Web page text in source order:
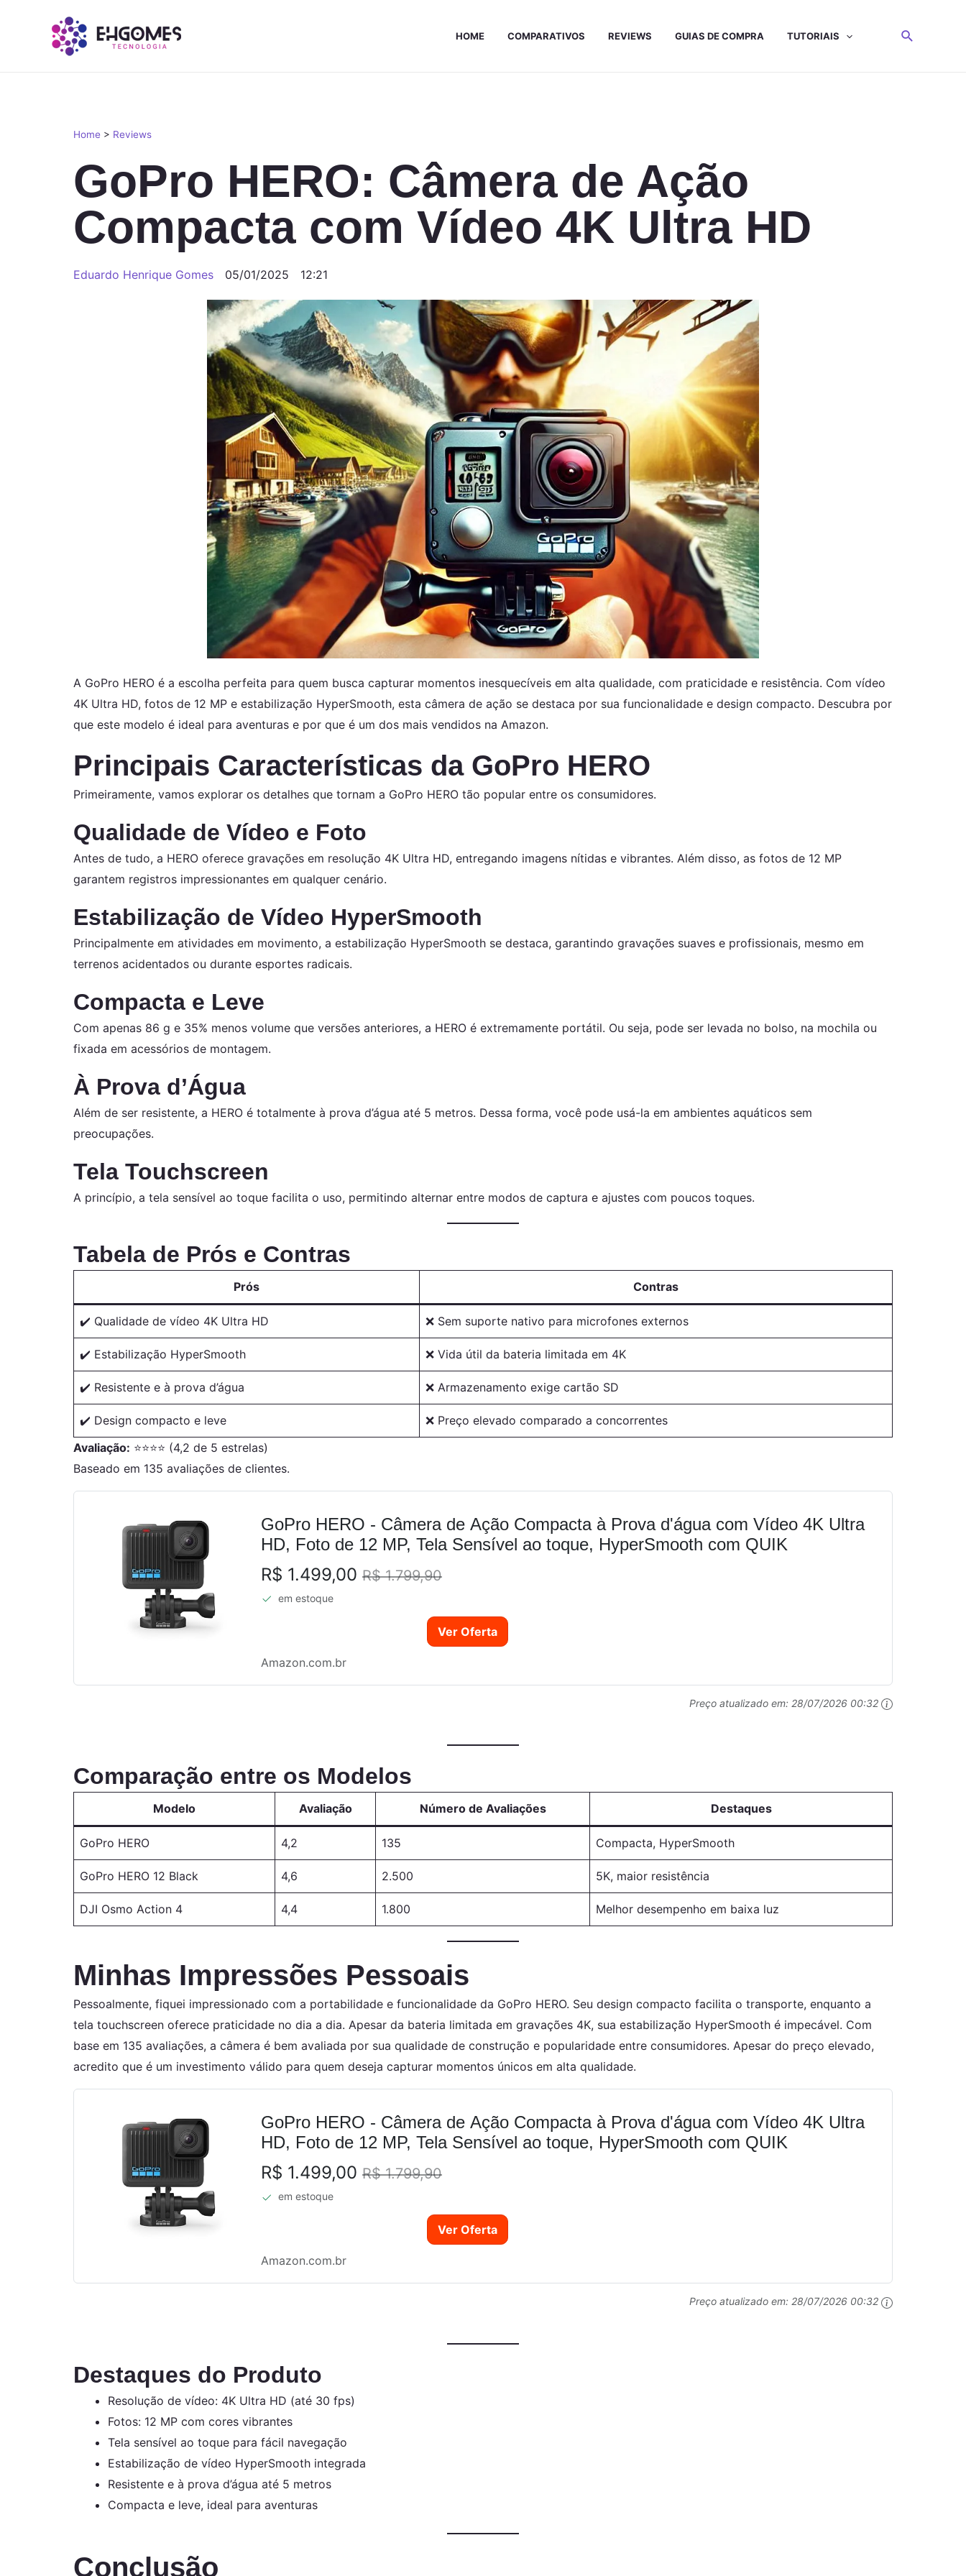
HOME COMPARATIVOS REVIEWS GUIAS DE COMPRA TUTORIAIS
Home > Reviews
GoPro HERO: Câmera de Ação
Compacta com Vídeo 4K Ultra HD
Eduardo Henrique Gomes 05/01/2025 12:21
A GoPro HERO é a escolha perfeita para quem busca capturar momentos inesquecíveis em alta qualidade, com praticidade e resistência. Com vídeo
4K Ultra HD, fotos de 12 MP e estabilização HyperSmooth, esta câmera de ação se destaca por sua funcionalidade e design compacto. Descubra por
que este modelo é ideal para aventuras e por que é um dos mais vendidos na Amazon.
Principais Características da GoPro HERO
Primeiramente, vamos explorar os detalhes que tornam a GoPro HERO tão popular entre os consumidores.
Qualidade de Vídeo e Foto
Antes de tudo, a HERO oferece gravações em resolução 4K Ultra HD, entregando imagens nítidas e vibrantes. Além disso, as fotos de 12 MP
garantem registros impressionantes em qualquer cenário.
Estabilização de Vídeo HyperSmooth
Principalmente em atividades em movimento, a estabilização HyperSmooth se destaca, garantindo gravações suaves e profissionais, mesmo em
terrenos acidentados ou durante esportes radicais.
Compacta e Leve
Com apenas 86 g e 35% menos volume que versões anteriores, a HERO é extremamente portátil. Ou seja, pode ser levada no bolso, na mochila ou
fixada em acessórios de montagem.
À Prova d’Água
Além de ser resistente, a HERO é totalmente à prova d’água até 5 metros. Dessa forma, você pode usá-la em ambientes aquáticos sem
preocupações.
Tela Touchscreen
A princípio, a tela sensível ao toque facilita o uso, permitindo alternar entre modos de captura e ajustes com poucos toques.
Tabela de Prós e Contras
Prós Contras
✔️ Qualidade de vídeo 4K Ultra HD ❌ Sem suporte nativo para microfones externos
✔️ Estabilização HyperSmooth ❌ Vida útil da bateria limitada em 4K
✔️ Resistente e à prova d’água ❌ Armazenamento exige cartão SD
✔️ Design compacto e leve
❌ Preço elevado comparado a concorrentes
Avaliação: ⭐⭐⭐⭐ (4,2 de 5 estrelas)
Baseado em 135 avaliações de clientes.
GoPro HERO - Câmera de Ação Compacta à Prova d'água com Vídeo 4K Ultra
HD, Foto de 12 MP, Tela Sensível ao toque, HyperSmooth com QUIK
R$ 1.499,00 R$ 1.799,90
em estoque
Ver Oferta
Amazon.com.br
Preço atualizado em: 28/07/2026 00:32
Comparação entre os Modelos
Modelo Avaliação Número de Avaliações Destaques
GoPro HERO 4,2 135 Compacta, HyperSmooth
GoPro HERO 12 Black 4,6 2.500 5K, maior resistência
DJI Osmo Action 4 4,4 1.800 Melhor desempenho em baixa luz
Minhas Impressões Pessoais
Pessoalmente, fiquei impressionado com a portabilidade e funcionalidade da GoPro HERO. Seu design compacto facilita o transporte, enquanto a
tela touchscreen oferece praticidade no dia a dia. Apesar da bateria limitada em gravações 4K, sua estabilização HyperSmooth é impecável. Com
base em 135 avaliações, a câmera é bem avaliada por sua qualidade de construção e popularidade entre consumidores. Apesar do preço elevado,
acredito que é um investimento válido para quem deseja capturar momentos únicos em alta qualidade.
GoPro HERO - Câmera de Ação Compacta à Prova d'água com Vídeo 4K Ultra
HD, Foto de 12 MP, Tela Sensível ao toque, HyperSmooth com QUIK
R$ 1.499,00 R$ 1.799,90
em estoque
Ver Oferta
Amazon.com.br
Preço atualizado em: 28/07/2026 00:32
Destaques do Produto
Resolução de vídeo: 4K Ultra HD (até 30 fps)
Fotos: 12 MP com cores vibrantes
Tela sensível ao toque para fácil navegação
Estabilização de vídeo HyperSmooth integrada
Resistente e à prova d’água até 5 metros
Compacta e leve, ideal para aventuras
Conclusão